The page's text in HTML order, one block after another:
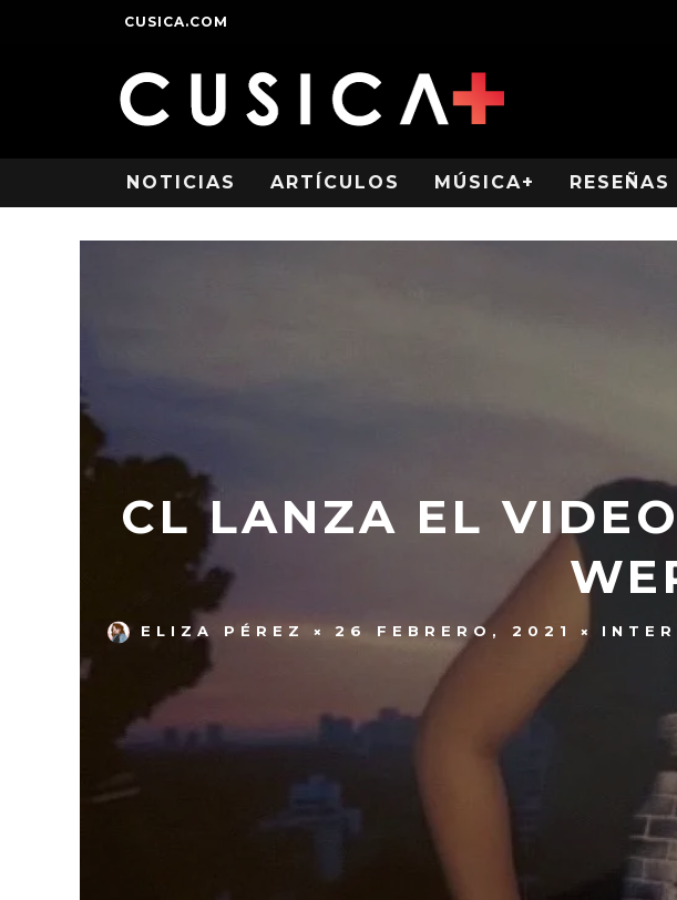
CUSICA.COM
NOTICIAS ARTÍCULOS MÚSICA+ RESEÑAS
CL LANZA EL
ELIZA PÉREZ 26 FEBRERO, 2021